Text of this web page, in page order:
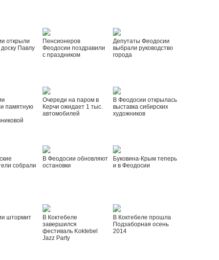
открыли
Павлу
Пенсионеров
Феодосии поздравили
с праздником
Депутаты Феодосии
выбрали руководство
города
памятную
Очереди на паром в
Керчи ожидает 1 тыс.
автомобилей
В Феодосии открылась
выставка сибирских
художников
собрали
В Феодосии обновляют
остановки
Буковина-Крым теперь
и в Феодосии
штормит
В Коктебеле
завершился
фестиваль Koktebel
Jazz Party
В Коктебеле прошла
Подзаборная осень
2014